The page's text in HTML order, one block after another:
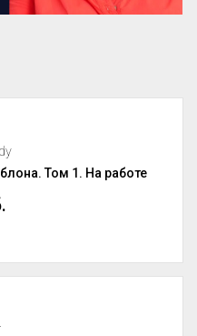
Том 1. На работе